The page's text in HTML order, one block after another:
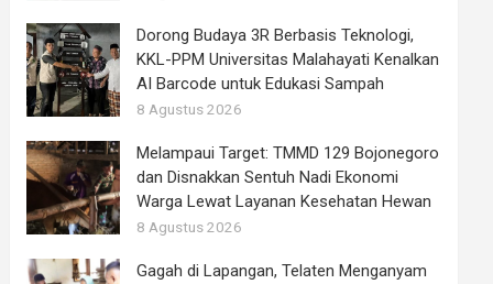
Dorong Budaya 3R Berbasis Teknologi,
KKL-PPM Universitas Malahayati Kenalkan
AI Barcode untuk Edukasi Sampah
8 Agustus 2026
Melampaui Target: TMMD 129 Bojonegoro
dan Disnakkan Sentuh Nadi Ekonomi
Warga Lewat Layanan Kesehatan Hewan
8 Agustus 2026
Gagah di Lapangan, Telaten Menganyam